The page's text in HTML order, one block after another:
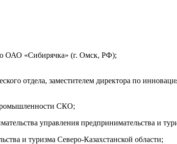
ОАО «Сибирячка» (г. Омск, РФ);
отдела, заместителем директора по
СКО;
управления предпринимательства и
и туризма Северо-Казахстанской области;